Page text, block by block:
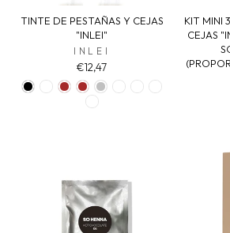
TINTE DE PESTAÑAS Y CEJAS
"INLEI"
INLEI
€12,47
KIT MINI
CEJAS